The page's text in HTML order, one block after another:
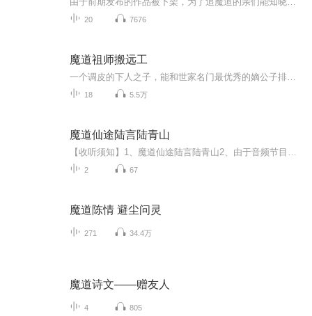
20 7676
魔道祖师搬远工
18 5.5万
魔道仙途陆言陆青山
2 67
魔道陈情 避尘问灵
271 34.4万
魔道诗文——赠友人
4 805